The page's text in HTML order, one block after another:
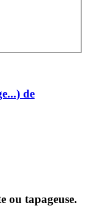
de
ou tapageuse.